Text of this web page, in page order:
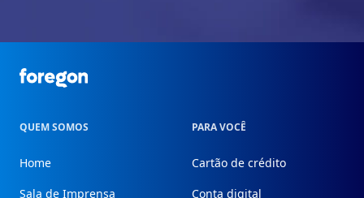
Foregon.com
QUEM SOMOS
Home
Sala de Imprensa
PARA VOCÊ
Cartão de crédito
Conta digital